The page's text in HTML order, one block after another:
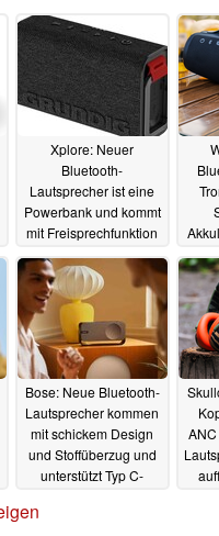
Xplore: Neuer
Bluetooth-
Lautsprecher ist eine
Powerbank und kommt
mit Freisprechfunktion
06.11.2024
Bose: Neue Bluetooth-
Lautsprecher kommen
mit schickem Design
und Stoffüberzug und
unterstützt Typ C-